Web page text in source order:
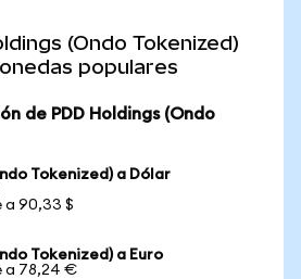
(Ondo Tokenized)
populares
de PDD Holdings (Ondo
Tokenized) a Dólar
a 90,33 $
Tokenized) a Euro
a 78,24 €